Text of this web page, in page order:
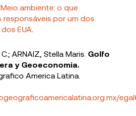
ambiente: o que
por um dos
EUA
ARNAIZ, Stella Maris. Golfo
y Geoeconomia.
America Latina.